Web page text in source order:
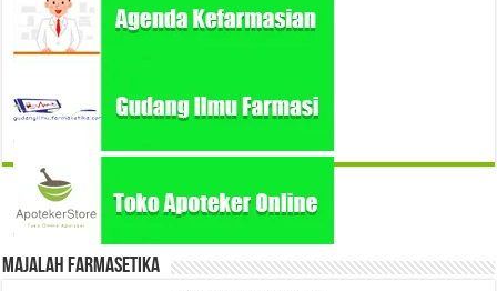
Majalah Farmasetika